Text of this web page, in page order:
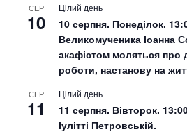
СЕР
10
Цілий день
10 серпня. Понеділок.
Великомученика Іоанна
акафістом моляться про
роботи, настанову на
СЕР
11
Цілий день
11 серпня. Вівторок.
Іулітті Петровській.